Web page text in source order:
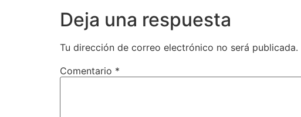
Deja una respuesta
Tu dirección de correo electrónico no será publicada.
Comentario *